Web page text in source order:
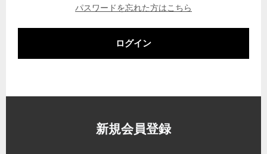
パスワードを忘れた方はこちら
ログイン
新規会員登録